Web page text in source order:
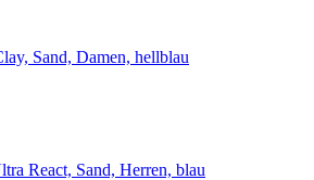
Sand, Damen, hellblau
React, Sand, Herren, blau